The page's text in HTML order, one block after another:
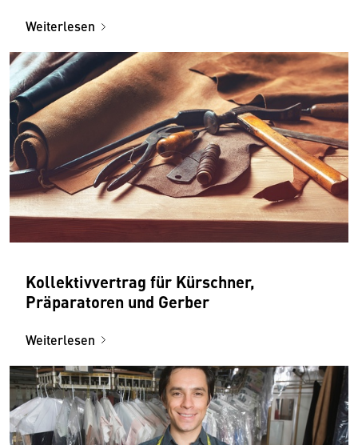
Weiterlesen
Kollektivvertrag für Kürschner,
Präparatoren und Gerber
Weiterlesen